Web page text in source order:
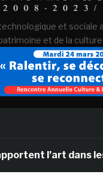
et sociale
et de la culture
l’art dans les